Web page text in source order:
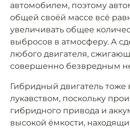
автомобилем, поэтому
общей своёй массе всё
увеличивать общее
выбросов в атмосферу. А
любого двигателя,
совершенно безвредным
Гибридный двигатель тоже
лукавством, поскольку
гибридного привода и
высокой ёмкости,